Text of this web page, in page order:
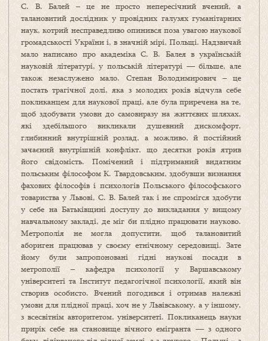
С. В. Балей – це не просто непересічний вчений, а
талановитий дослідник у провідних галузях гуманітарних
наук, котрий несправедливо опинився поза увагою наукової
громадськості України і, в значній мірі, Польщі. Надзвичай
мало написано про академіка С. В. Балея в українській
науковій літературі, у польській літературі — більше, але
також незаслужено мало. Степан Володимирович – це
постать трагічної долі, яка з молодих років відчула себе
покликанцем для наукової праці, але була приречена на те,
щоб здобувати умови до самовиразу на життєвих шляхах,
які здебільшого викликали душевний дискомфорт,
глибинний внутрішній розлад, а можливо, й постійний
зачаєний внутрішній конфлікт, що десятки років ятрив
його свідомість. Помічений і підтриманий видатним
польським філософом К. Твардовським, здобувши визнання
фахових філософів і психологів Польського філософського
товариства у Львові, С. В. Балей так і не спромігся здобути
у себе на Батьківщині доступу до викладання у вищому
навчальному закладі, де міг би плідно працювати науково.
Метрополія не могла допустити, щоб талановитий
абориген працював у своєму етнічному середовищі. Зате
йому були запропоновані гідні наукові посади в
метрополії – кафедра психології у Варшавському
університеті та Інститут педагогічної психології, який він
створив особисто. Вчений погодився і отримав належні
умови для плідної праці, хоч не у Львівському, а у іншому,
з всесвітнім авторитетом, університеті. Покликанець науки
прирік себе на становище вічного емігранта — з одного